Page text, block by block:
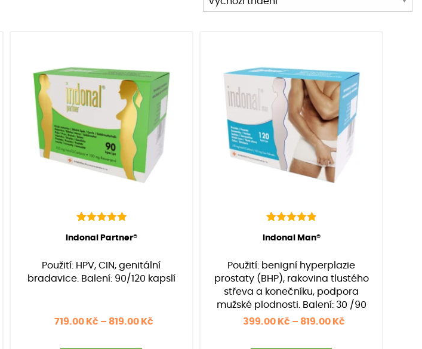
5.00
hodnocení
zákazníků
(Hodnocení:40)
Indonal Partner®
Použití: HPV, CIN, genitální
bradavice. Balení: 90/120 kapslí
719.00 Kč – 819.00 KčRozpětí
4.91
základě
hodnocení
zákazníků
(Hodnocení:11
Indonal Man®
Použití: benigní hyperplazie
prostaty (BHP), rakovina tlustého
střeva a konečníku, podpora
mužské plodnosti. Balení: 30 /90
/120 kapslí
399.00 Kč – 819.00 KčRozpětí